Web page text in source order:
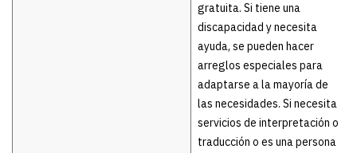
gratuita. Si tiene una
discapacidad y necesita
ayuda, se pueden hacer
arreglos especiales para
adaptarse a la mayoría de
las necesidades. Si necesita
servicios de interpretación o
traducción o es una persona